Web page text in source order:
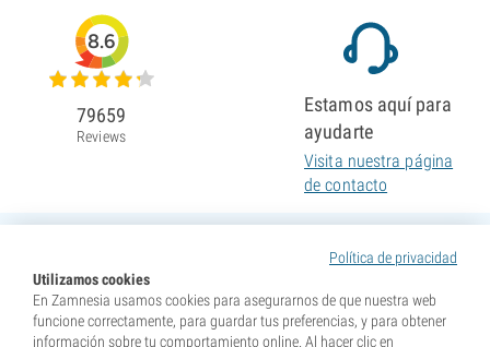
Política de privacidad
Utilizamos cookies
En Zamnesia usamos cookies para asegurarnos de que nuestra web
funcione correctamente, para guardar tus preferencias, y para obtener
información sobre tu comportamiento online. Al hacer clic en
8.6
79659
Reviews
Estamos aquí para
ayudarte
Visita nuestra página
de contacto